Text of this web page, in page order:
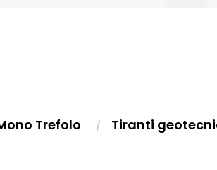
Trefolo
Tiranti